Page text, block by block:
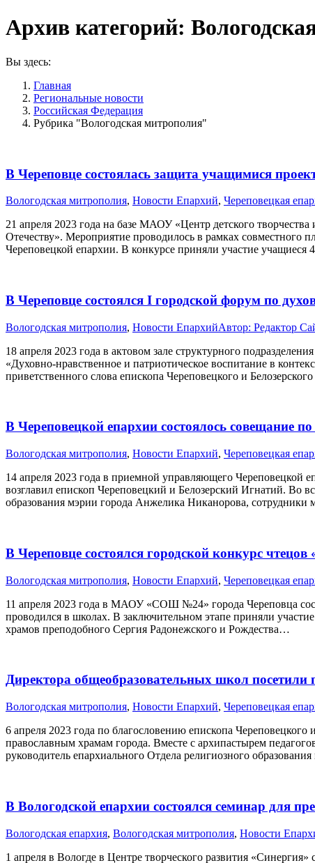
Архив категорий:
Вы здесь:
Главная
Pегиональные новости
Российская Федерация
Рубрика "Вологодская митрополия"
В Череповце состоялась защита учащимися
Вологодская митрополия, Новости Епархий, Череповецкая
21 апреля 2023 года на базе МАОУ «Центр детского
Отечеству». Мероприятие проводилось в рамках совместного
Череповецкой епархии. В конкурсе приняли участие
В Череповце состоялся I городской форум по
Вологодская митрополия, Новости ЕпархийАвтор: Редактор
18 апреля 2023 года в актовом зале структурного
«Духовно-нравственное и патриотическое воспитание в
приветственного слова епископа Череповецкого и
В Череповецкой епархии состоялось совещание
Вологодская митрополия, Новости Епархий, Череповецкая
14 апреля 2023 года в приемной управляющего Череповецкой
возглавил епископ Череповецкий и Белозерский Игнатий. Во
образования мэрии города Анжелика Никанорова,
В Череповце состоялся городской конкурс
Вологодская митрополия, Новости Епархий, Череповецкая
11 апреля 2023 года в МАОУ «СОШ №24» города Череповца
проводился в школах. В заключительном этапе приняли
храмов преподобного Сергия Радонежского и Рождества…
Директора общеобразовательных школ
Вологодская митрополия, Новости Епархий, Череповецкая
6 апреля 2023 года по благословению епископа
православным храмам города. Вместе с архипастырем
руководитель епархиального Отдела религиозного
В Вологодской епархии состоялся семинар для
Вологодская епархия, Вологодская митрополия, Новости
1 апреля в Вологде в Центре творческого развития